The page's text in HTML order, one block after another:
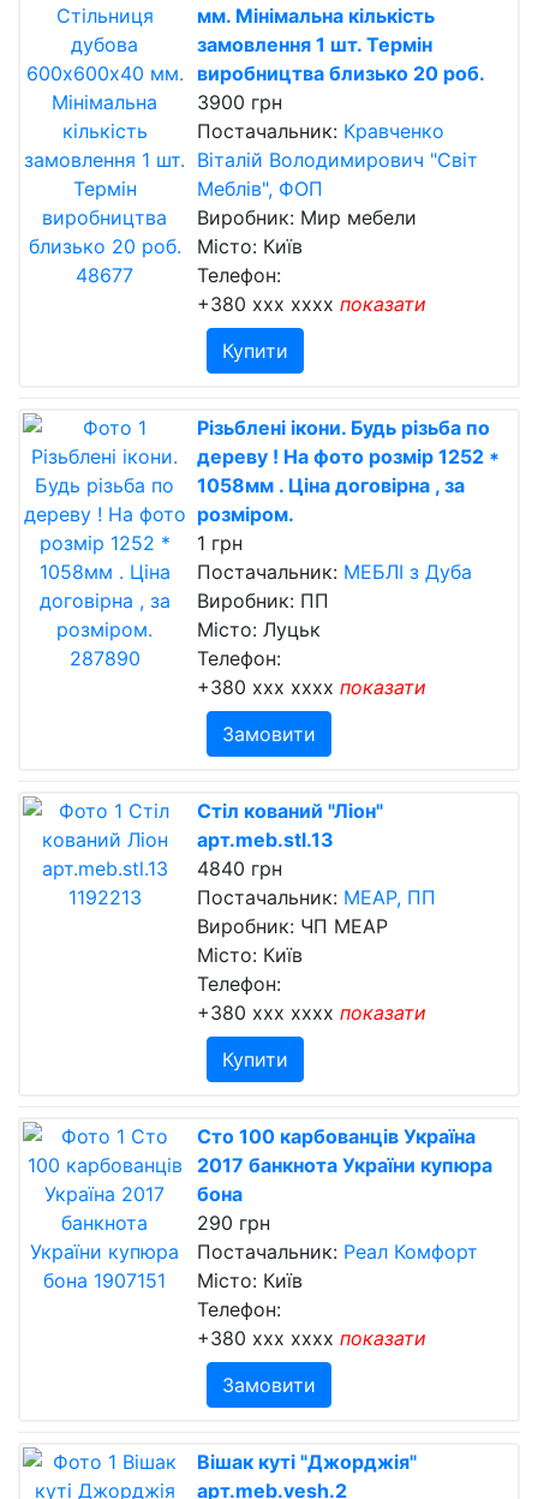
мм. Мінімальна кількість
замовлення 1 шт. Термін
виробництва близько 20 роб.
3900 грн
Постачальник: Кравченко
Віталій Володимирович "Світ
Меблів", ФОП
Виробник: Мир мебели
Місто: Київ
Телефон:
+380 xxx xxxx показати
Купити
Різьблені ікони. Будь різьба по
дереву ! На фото розмір 1252 *
1058мм . Ціна договірна , за
розміром.
1 грн
Постачальник: МЕБЛІ з Дуба
Виробник: ПП
Місто: Луцьк
Телефон:
+380 xxx xxxx показати
Замовити
Стіл кований "Ліон"
арт.meb.stl.13
4840 грн
Постачальник: МЕАР, ПП
Виробник: ЧП МЕАР
Місто: Київ
Телефон:
+380 xxx xxxx показати
Купити
Сто 100 карбованців Україна
2017 банкнота України купюра
бона
290 грн
Постачальник: Реал Комфорт
Місто: Київ
Телефон:
+380 xxx xxxx показати
Замовити
Вішак куті "Джорджія"
арт.meb.vesh.2